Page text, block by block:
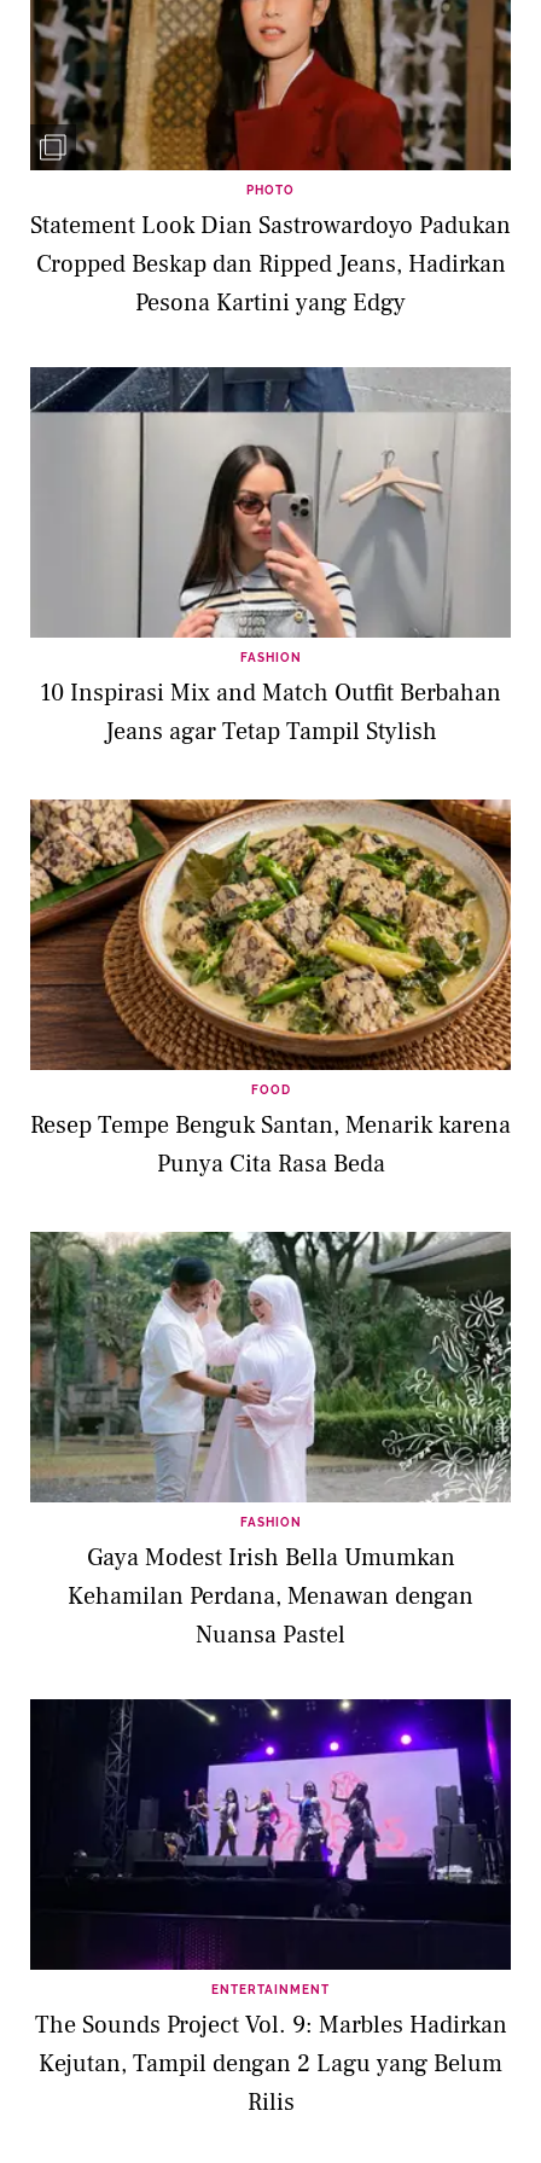
PHOTO
Statement Look Dian Sastrowardoyo Padukan
Cropped Beskap dan Ripped Jeans, Hadirkan
Pesona Kartini yang Edgy
FASHION
10 Inspirasi Mix and Match Outfit Berbahan
Jeans agar Tetap Tampil Stylish
FOOD
Resep Tempe Benguk Santan, Menarik karena
Punya Cita Rasa Beda
FASHION
Gaya Modest Irish Bella Umumkan
Kehamilan Perdana, Menawan dengan
Nuansa Pastel
ENTERTAINMENT
The Sounds Project Vol. 9: Marbles Hadirkan
Kejutan, Tampil dengan 2 Lagu yang Belum
Rilis